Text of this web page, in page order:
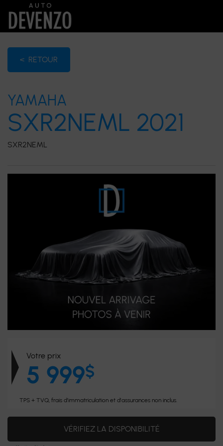
< RETOUR
YAMAHA
SXR2NEML 2021
SXR2NEML
Votre prix
5 999$
TPS + TVQ, frais d'immatriculation et d'assurances non inclus.
VÉRIFIEZ LA DISPONIBILITÉ